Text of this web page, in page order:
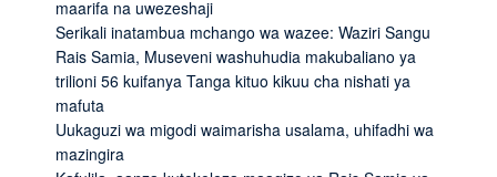
maarifa na uwezeshaji
Serikali inatambua mchango wa wazee: Waziri Sangu
Rais Samia, Museveni washuhudia makubaliano ya
trilioni 56 kuifanya Tanga kituo kikuu cha nishati ya
mafuta
Uukaguzi wa migodi waimarisha usalama, uhifadhi wa
mazingira